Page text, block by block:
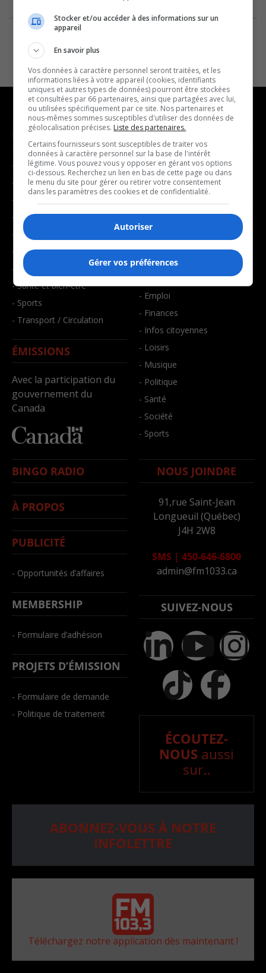
NOUVELLES
- Affaires municipales
- Communauté / Social
- Culture
- Économie
- Éducation
- Environnement
- Faits divers
- Santé et bien-être
- Sports
- Transport / Circulation
ÉMISSIONS
Avec la participation du
gouvernement du
Canada
MUSIQUE
- Décompte franco
- Joué récemment
BALADOS
- Art de vivre
- Bien-être
- Emploi
- Finances
- Infos citoyennes
- Loisirs
- Musique
- Politique
- Santé
- Société
- Sports
BINGO RADIO
À PROPOS
PUBLICITÉ
- Opportunités d’affaires
MEMBERSHIP
- Formulaire d’adhésion
PROJETS D’ÉMISSION
- Formulaire de demande
- Politique de traitement
NOUS JOINDRE
91,rue Saint-Jean
Longueuil (Québec)
J4H 2W8
SMS | 450-646-6800
admin@fm1033.ca
SUIVEZ-NOUS
ÉCOUTEZ-
NOUS aussi
sur..
ABONNEZ-VOUS À NOTRE
INFOLETTRE
Téléchargez notre application dès maintenant !
Stocker et/ou accéder à des informations sur un
appareil
En savoir plus
Vos données à caractère personnel seront traitées, et les
informations liées à votre appareil (cookies, identifiants
uniques et autres types de données) pourront être stockées
et consultées par 66 partenaires, ainsi que partagées avec lui,
ou utilisées spécifiquement par ce site. Nos partenaires et
nous-mêmes sommes susceptibles d'utiliser des données de
géolocalisation précises. Liste des partenaires.
Certains fournisseurs sont susceptibles de traiter vos
données à caractère personnel sur la base de l'intérêt
légitime. Vous pouvez vous y opposer en gérant vos options
ci-dessous. Recherchez un lien en bas de cette page ou dans
le menu du site pour gérer ou retirer votre consentement
dans les paramètres des cookies et de confidentialité.
Autoriser
Gérer vos préférences